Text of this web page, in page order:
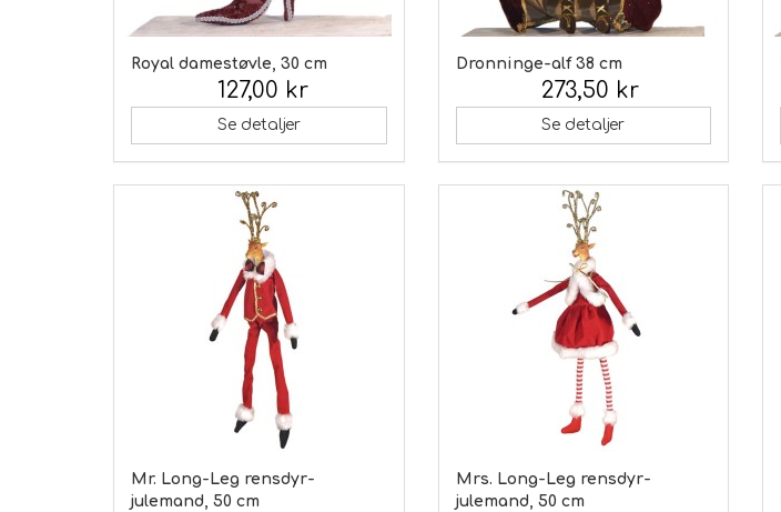
Royal damestøvle, 30 cm
127,00 kr
Se detaljer
Dronninge-alf 38 cm
273,50 kr
Se detaljer
Mr. Long-Leg rensdyr-
julemand, 50 cm
Mrs. Long-Leg rensdyr-
julemand, 50 cm